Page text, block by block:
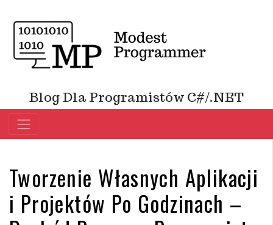
Blog Dla Programistów C#/.NET
Tworzenie Własnych Aplikacji
i Projektów Po Godzinach –